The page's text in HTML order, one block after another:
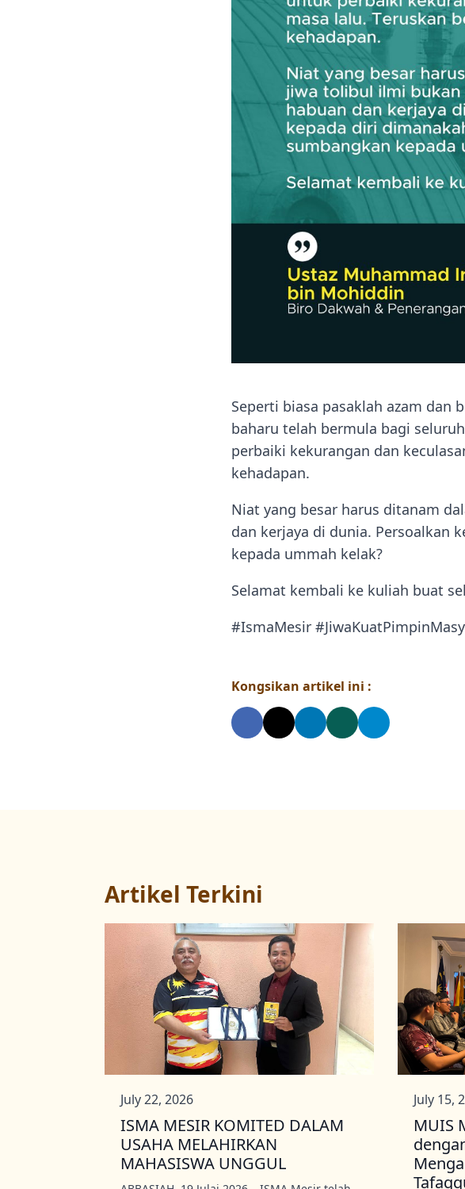
Seperti biasa pasaklah azam dan
baharu telah bermula bagi
perbaiki kekurangan dan
kehadapan.
Niat yang besar harus ditanam
dan kerjaya di dunia. Persoalkan
kepada ummah kelak?
Selamat kembali ke kuliah buat
#IsmaMesir
Kongsikan artikel ini :
Artikel Terkini
ISMA MESIR KOMITED DALAM
USAHA MELAHIRKAN
MAHASISWA UNGGUL
July 22, 2026
MUIS
July 15,